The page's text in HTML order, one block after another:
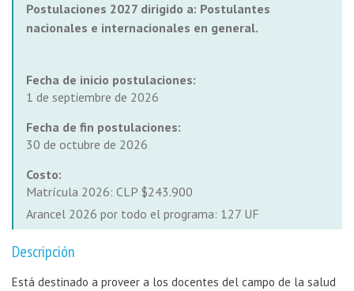
Postulaciones 2027 dirigido a: Postulantes
nacionales e internacionales en general.
Fecha de inicio postulaciones:
1 de septiembre de 2026
Fecha de fin postulaciones:
30 de octubre de 2026
Costo:
Matrícula 2026: CLP $243.900
Arancel 2026 por todo el programa: 127 UF
Descripción
Está destinado a proveer a los docentes del campo de la salud